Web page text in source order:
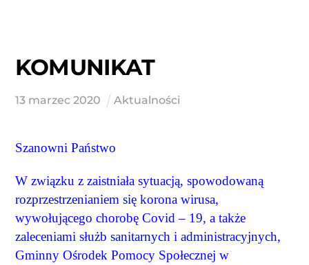
KOMUNIKAT
13 marzec 2020 Aktualności
Szanowni Państwo
W związku z zaistniała sytuacją, spowodowaną
rozprzestrzenianiem się korona wirusa,
wywołującego chorobę Covid – 19, a także
zaleceniami służb sanitarnych i administracyjnych,
Gminny Ośrodek Pomocy Społecznej w